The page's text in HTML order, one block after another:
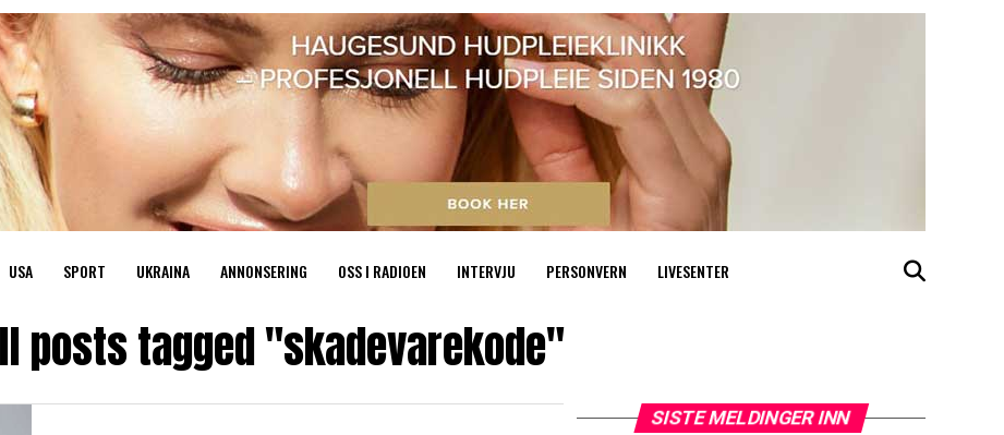
USA SPORT UKRAINA ANNONSERING OSS I RADIOEN INTERVJU PERSONVERN LIVESENTER
posts tagged "skadevarekode"
SISTE MELDINGER INN